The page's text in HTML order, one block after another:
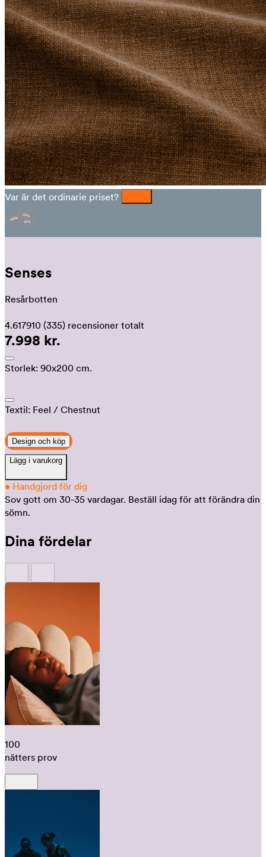
Var är det ordinarie priset?
Senses
Resårbotten
4.617910 (335) recensioner totalt
7.998 kr.
Storlek: 90x200 cm.
Textil: Feel / Chestnut
Design och köp
Lägg i varukorg
• Handgjord för dig
Sov gott om 30-35 vardagar. Beställ idag för att förändra din
sömn.
Dina fördelar
100
nätters prov